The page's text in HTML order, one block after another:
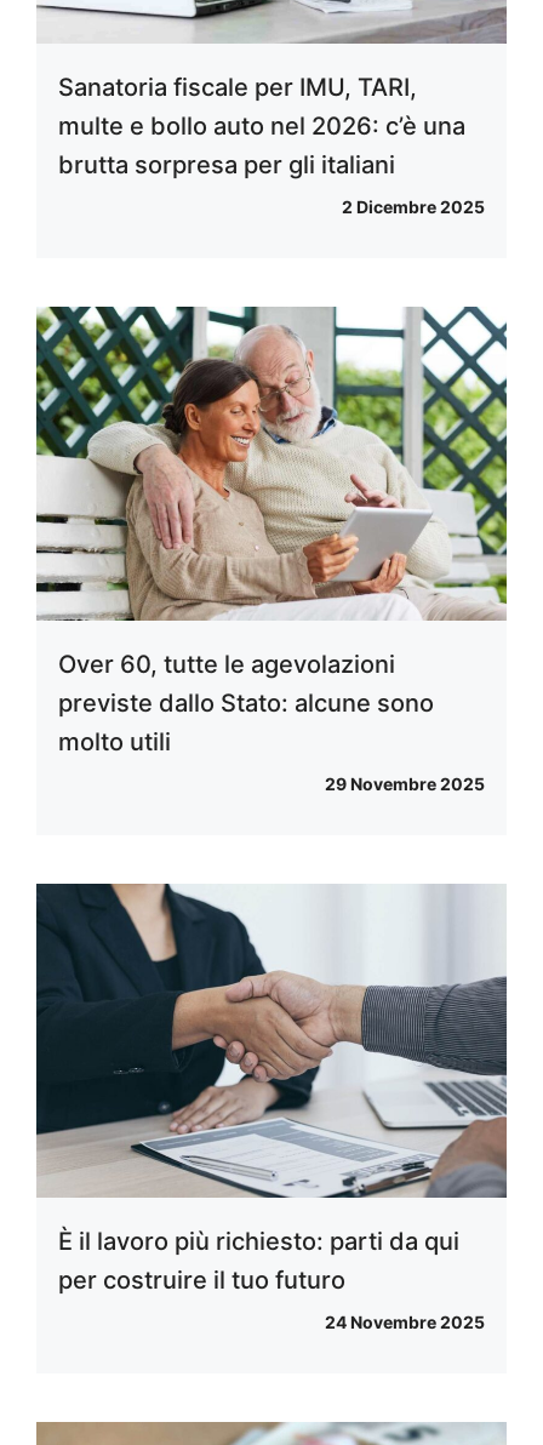
Sanatoria fiscale per IMU, TARI,
multe e bollo auto nel 2026: c’è una
brutta sorpresa per gli italiani
2 Dicembre 2025
Over 60, tutte le agevolazioni
previste dallo Stato: alcune sono
molto utili
29 Novembre 2025
È il lavoro più richiesto: parti da qui
per costruire il tuo futuro
24 Novembre 2025